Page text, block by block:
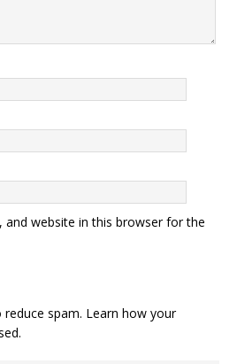
and website in this browser for the
spam. Learn how your
.